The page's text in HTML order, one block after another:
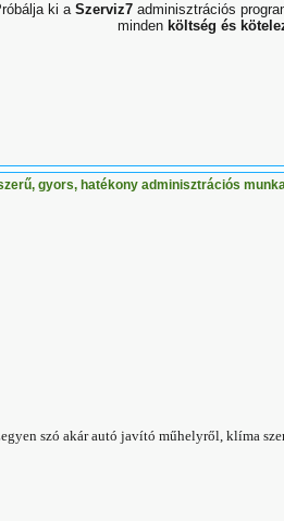
ki a Szerviz7 adminisztrációs
mindenköltség és
gyors, hatékony adminisztrációs
szó akár autó javító műhelyről, klíma